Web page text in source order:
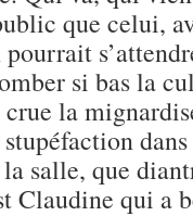
que celui,
si bas la
la
salle, que
qui a